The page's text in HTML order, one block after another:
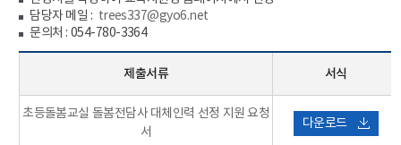
담당자 메일 : trees337@gyo6.net
문의처 : 054-780-3364
제출서류 서식
초등돌봄교실 돌봄전담사 대체인력 선정 지원 요청
서
다운로드